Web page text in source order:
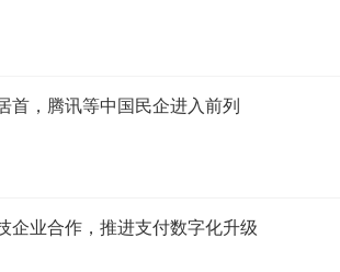
首，腾讯等中国民企进入前列
企业合作，推进支付数字化升级